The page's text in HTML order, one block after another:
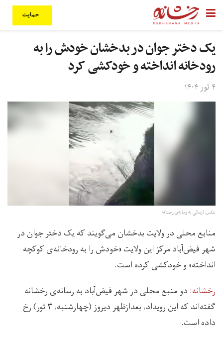
حمایت
یک دختر جوان در بدخشان خودش را به
رودخانه انداخته و خودکشی کرد
۴ ثور ۱۴۰۴
عکس: ارسالی به رسانه‌ی رخشانه.
منابع محلی در ولایت بدخشان می‌گویند که یک دختر جوان در
شهر فیض‌آباد مرکز این ولایت «خودش را به رودخانه‌ی کوکچه
انداخته» و خودکشی کرده است.
رخشانه:دو منبع محلی در شهر فیض‌آباد به رسانه‌ی رخشانه
گفته‌اند که این رویداد، بعدازظهر دیروز (چهارشنبه، ۳ ثور) رخ
داده است.